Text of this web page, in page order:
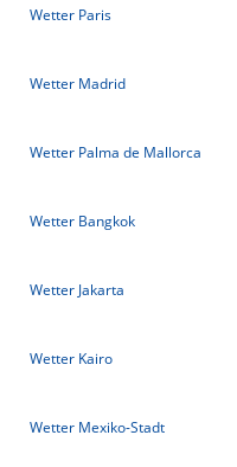
Wetter Paris
Wetter Madrid
Wetter Palma de Mallorca
Wetter Bangkok
Wetter Jakarta
Wetter Kairo
Wetter Mexiko-Stadt